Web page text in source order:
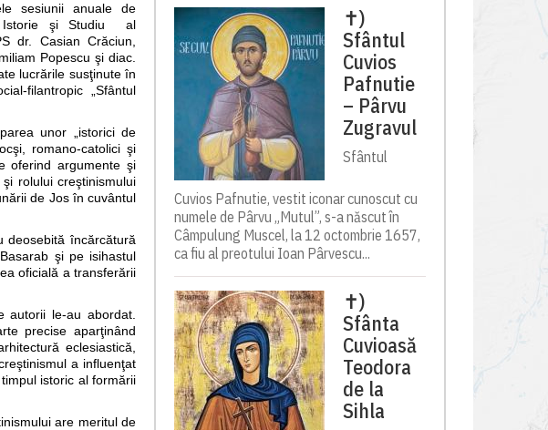
sesiunii anuale de
Istorie şi Studiu al
dr. Casian Crăciun,
Popescu şi diac.
lucrările susţinute în
filantropic „Sfântul
unor „istorici de
romano-catolici şi
oferind argumente şi
rolului creştinismului
de Jos în cuvântul
deosebită încărcătură
şi pe isihastul
oficială a transferării
autorii le-au abordat.
precise aparţinând
eclesiastică,
a influenţat
istoric al formării
are meritul de
✝)
Sfântul
Cuvios
Pafnutie
– Pârvu
Zugravul
Sfântul
Cuvios Pafnutie, vestit iconar cunoscut cu
numele de Pârvu „Mutul”, s-a născut în
Câmpulung Muscel, la 12 octombrie 1657,
ca fiu al preotului Ioan Pârvescu...
✝)
Sfânta
Cuvioasă
Teodora
de la
Sihla